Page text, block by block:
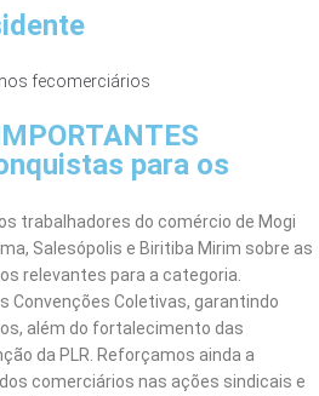
para os
trabalhadores do comércio de Mogi
Salesópolis e Biritiba Mirim sobre as
relevantes para a categoria.
Convenções Coletivas, garantindo
além do fortalecimento das
da PLR. Reforçamos ainda a
comerciários nas ações sindicais e